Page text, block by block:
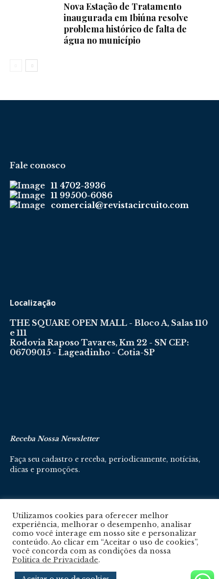
Nova Estação de Tratamento
inaugurada em Ibiúna resolve
problema histórico de falta de
água no município
Fale conosco
11 4702-3936
11 99500-6086
comercial@revistacircuito.com
Localização
THE SQUARE OPEN MALL - Bloco A, Salas 110
e 111
Rodovia Raposo Tavares, Km 22 - SN CEP:
06709015 - Lageadinho - Cotia-SP
Receba Nossa Newsletter
Faça seu cadastro e receba, periodicamente, notícias,
dicas e promoções.
Cadastre-se aqui
Política De Privacidade
Utilizamos cookies para oferecer melhor
experiência, melhorar o desempenho, analisar
como você interage em nosso site e personalizar
conteúdo. Ao clicar em “Aceitar o uso de cookies”,
você concorda com as condições da nossa
Politica de Privacidade.